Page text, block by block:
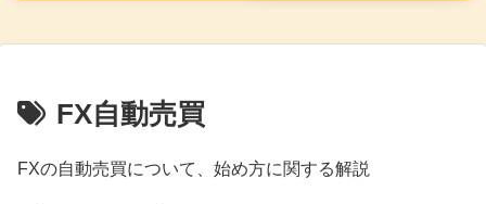
FX自動売買
FXの自動売買について、始め方に関する解説